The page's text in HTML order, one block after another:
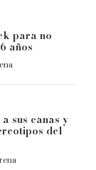
para no
años
sus canas y
del